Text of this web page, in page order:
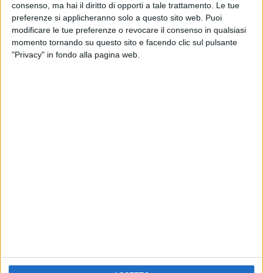
consenso, ma hai il diritto di opporti a tale trattamento. Le tue
preferenze si applicheranno solo a questo sito web. Puoi
modificare le tue preferenze o revocare il consenso in qualsiasi
momento tornando su questo sito e facendo clic sul pulsante
"Privacy" in fondo alla pagina web.
ELETTRA LAMBORGHINI
RADIO ITALIA LIVE ESTATE
ELETTRA LAMBORGHINI
VOI TANKA VILLAGE
RADIO ITALIA
VOI TANKA VILLAGE
Mobile Radio Italia Tv